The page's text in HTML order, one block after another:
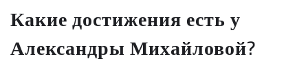
Какие достижения есть у
Александры Михайловой?